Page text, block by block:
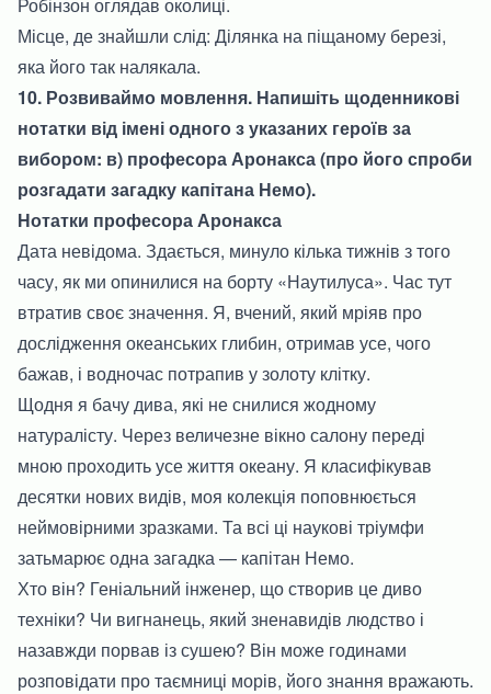
Місце, де знайшли слід: Ділянка на піщаному березі,
яка його так налякала.
10. Розвиваймо мовлення. Напишіть щоденникові
нотатки від імені одного з указаних героїв за
вибором: в) професора Аронакса (про його спроби
розгадати загадку капітана Немо).
Нотатки професора Аронакса
Дата невідома. Здається, минуло кілька тижнів з того
часу, як ми опинилися на борту «Наутилуса». Час тут
втратив своє значення. Я, вчений, який мріяв про
дослідження океанських глибин, отримав усе, чого
бажав, і водночас потрапив у золоту клітку.
Щодня я бачу дива, які не снилися жодному
натуралісту. Через величезне вікно салону переді
мною проходить усе життя океану. Я класифікував
десятки нових видів, моя колекція поповнюється
неймовірними зразками. Та всі ці наукові тріумфи
затьмарює одна загадка — капітан Немо.
Хто він? Геніальний інженер, що створив це диво
техніки? Чи вигнанець, який зненавидів людство і
назавжди порвав із сушею? Він може годинами
розповідати про таємниці морів, його знання вражають.